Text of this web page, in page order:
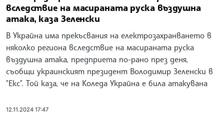
вследствие на масираната руска въздушна
атака, каза Зеленски
В Украйна има прекъсвания на електрозахранването в
няколко региона вследствие на масираната руска
въздушна атака, предприета по-рано през деня,
съобщи украинският президент Володимир Зеленски в
"Екс". Той каза, че на Коледа Украйна е била атакувана
12.11.2024 17:47